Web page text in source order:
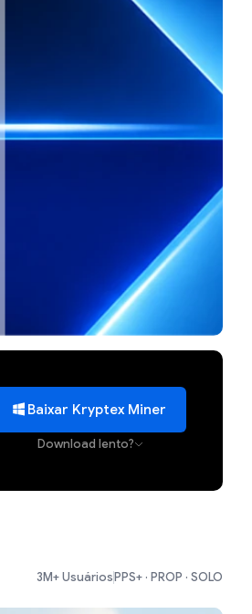
Baixar Kryptex Miner
Download lento?
3M+ UsuáriosPPS+ · PROP · SOLO